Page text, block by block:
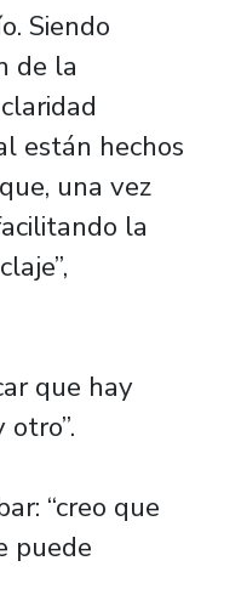
Siendo
de la
están hechos
una vez
la
que hay
“creo que
puede